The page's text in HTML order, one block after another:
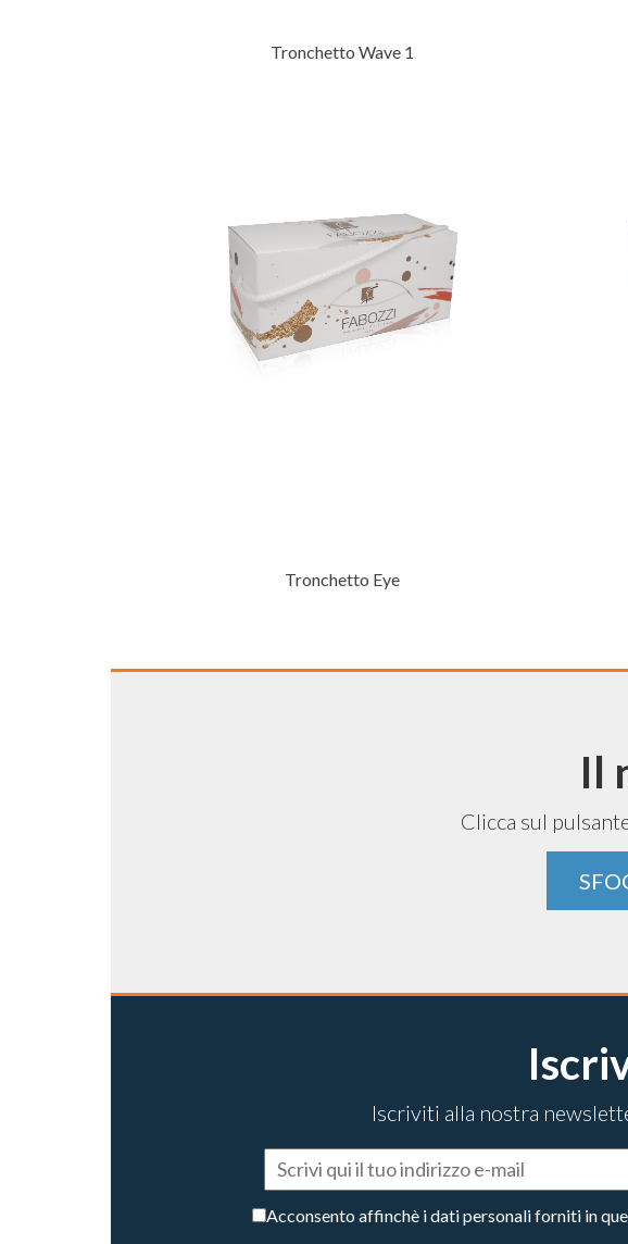
Tronchetto Wave 1
Tronchetto Eye
Il
Clicca sul
Iscriviti alla nostra
Acconsento affinchè i dati personali forniti in